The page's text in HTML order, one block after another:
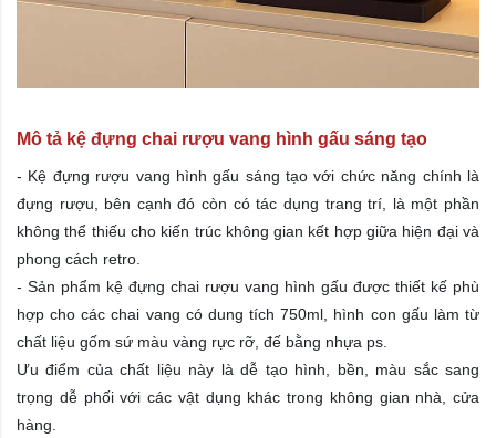
Mô tả kệ đựng chai rượu vang hình gấu sáng tạo
- Kệ đựng rượu vang hình gấu sáng tạo với chức năng chính là
đựng rượu, bên cạnh đó còn có tác dụng trang trí, là một phần
không thể thiếu cho kiến trúc không gian kết hợp giữa hiện đại và
phong cách retro.
- Sản phẩm kệ đựng chai rượu vang hình gấu được thiết kế phù
hợp cho các chai vang có dung tích 750ml, hình con gấu làm từ
chất liệu gốm sứ màu vàng rực rỡ, đế bằng nhựa ps.
Ưu điểm của chất liệu này là dễ tạo hình, bền, màu sắc sang
trọng dễ phối với các vật dụng khác trong không gian nhà, cửa
hàng.